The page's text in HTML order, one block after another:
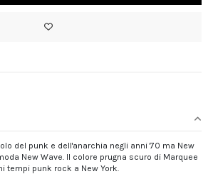
del punk e dell'anarchia negli anni '70 ma New
New Wave. Il colore prugna scuro di Marquee
tempi punk rock a New York.